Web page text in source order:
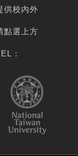
供校內外
點選上方
：